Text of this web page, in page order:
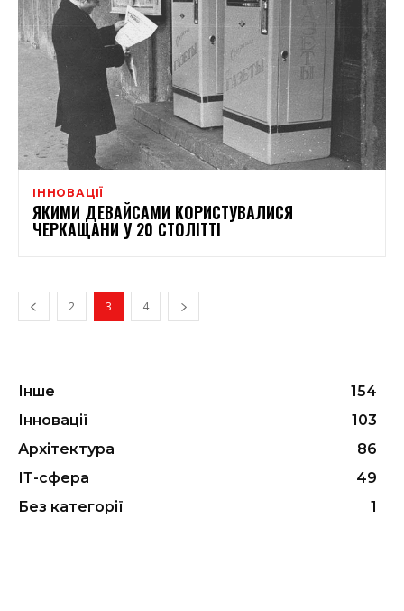
ІННОВАЦІЇ
ЯКИМИ ДЕВАЙСАМИ КОРИСТУВАЛИСЯ
ЧЕРКАЩАНИ У 20 СТОЛІТТІ
2 3 4
Інше
154
Інновації
103
Архітектура
86
ІТ-сфера
49
Без категорії
1